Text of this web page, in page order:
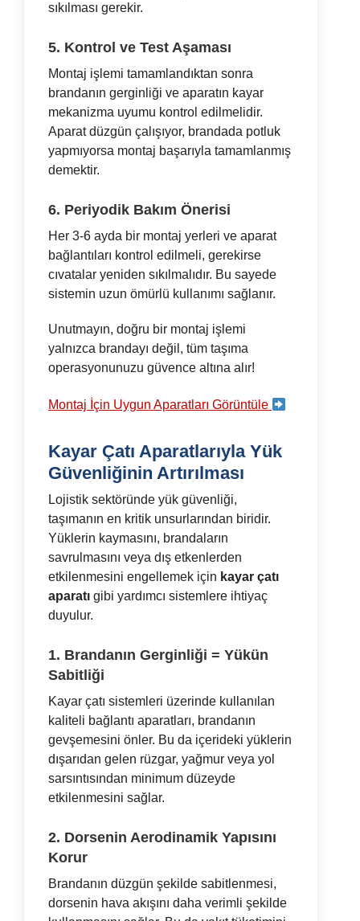
sıkılması gerekir.
5. Kontrol ve Test Aşaması
Montaj işlemi tamamlandıktan sonra
brandanın gerginliği ve aparatın kayar
mekanizma uyumu kontrol edilmelidir.
Aparat düzgün çalışıyor, brandada potluk
yapmıyorsa montaj başarıyla tamamlanmış
demektir.
6. Periyodik Bakım Önerisi
Her 3-6 ayda bir montaj yerleri ve aparat
bağlantıları kontrol edilmeli, gerekirse
cıvatalar yeniden sıkılmalıdır. Bu sayede
sistemin uzun ömürlü kullanımı sağlanır.
Unutmayın, doğru bir montaj işlemi
yalnızca brandayı değil, tüm taşıma
operasyonunuzu güvence altına alır!
Montaj İçin Uygun Aparatları Görüntüle
Kayar Çatı Aparatlarıyla Yük
Güvenliğinin Artırılması
Lojistik sektöründe yük güvenliği,
taşımanın en kritik unsurlarından biridir.
Yüklerin kaymasını, brandaların
savrulmasını veya dış etkenlerden
etkilenmesini engellemek için kayar çatı
aparatı gibi yardımcı sistemlere ihtiyaç
duyulur.
1. Brandanın Gerginliği = Yükün
Sabitliği
Kayar çatı sistemleri üzerinde kullanılan
kaliteli bağlantı aparatları, brandanın
gevşemesini önler. Bu da içerideki yüklerin
dışarıdan gelen rüzgar, yağmur veya yol
sarsıntısından minimum düzeyde
etkilenmesini sağlar.
2. Dorsenin Aerodinamik Yapısını
Korur
Brandanın düzgün şekilde sabitlenmesi,
dorsenin hava akışını daha verimli şekilde